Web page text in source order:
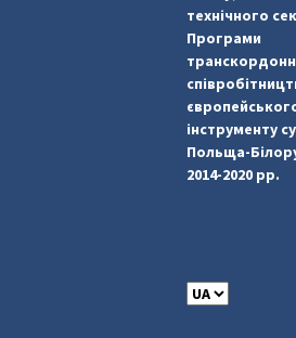
технічного
Програми
інструменту
Польща-
2014-2020 рр.
C